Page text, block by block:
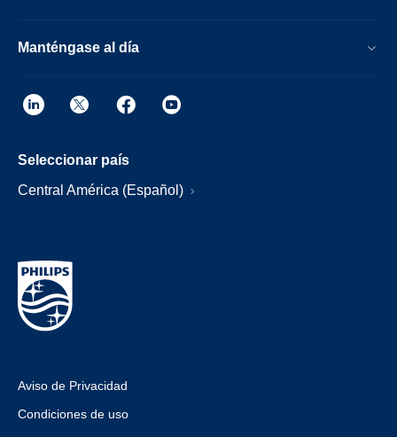
Manténgase al día
Seleccionar país
Central América (Español)
Aviso de Privacidad
Condiciones de uso